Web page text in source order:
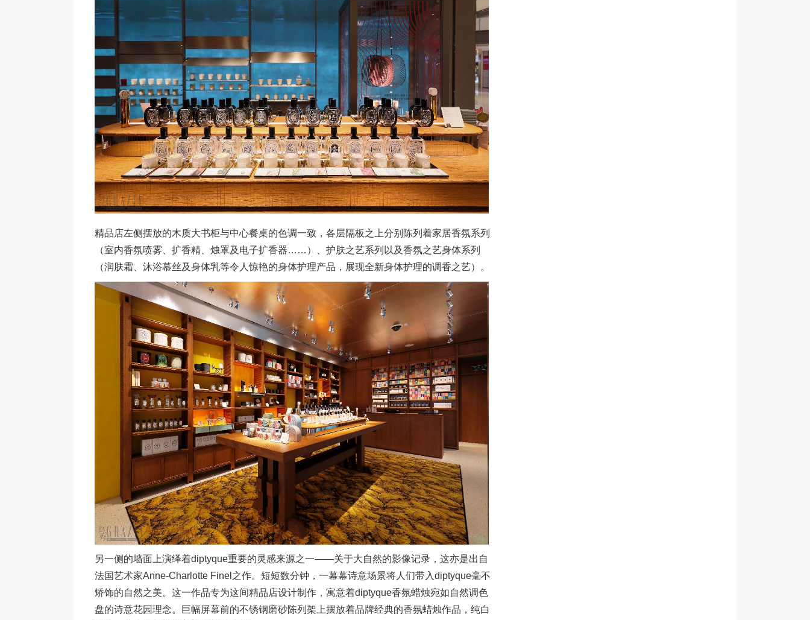
精品店左侧摆放的木质大书柜与中心餐桌的色调一致，各层隔板之上分别陈列着家居香氛系列
（室内香氛喷雾、扩香精、烛罩及电子扩香器……）、护肤之艺系列以及香氛之艺身体系列
（润肤霜、沐浴慕丝及身体乳等令人惊艳的身体护理产品，展现全新身体护理的调香之艺）。
另一侧的墙面上演绎着diptyque重要的灵感来源之一——关于大自然的影像记录，这亦是出自
法国艺术家Anne-Charlotte Finel之作。短短数分钟，一幕幕诗意场景将人们带入diptyque毫不
矫饰的自然之美。这一作品专为这间精品店设计制作，寓意着diptyque香氛蜡烛宛如自然调色
盘的诗意花园理念。巨幅屏幕前的不锈钢磨砂陈列架上摆放着品牌经典的香氛蜡烛作品，纯白